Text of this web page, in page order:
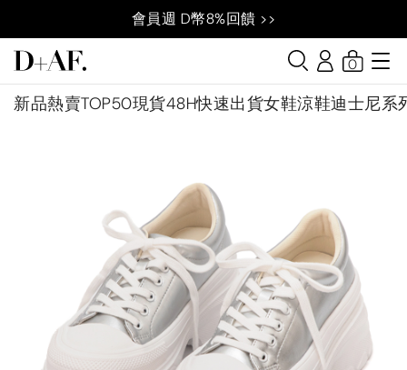
會員週 D幣8%回饋 >>
新品熱賣TOP50現貨48H快速出貨女鞋涼鞋迪士尼系
0